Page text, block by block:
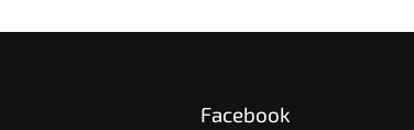
Facebook